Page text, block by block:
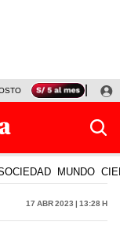
TINKA RESULTADOS
MUNDO
17 Abr 2023 | 13:28 h